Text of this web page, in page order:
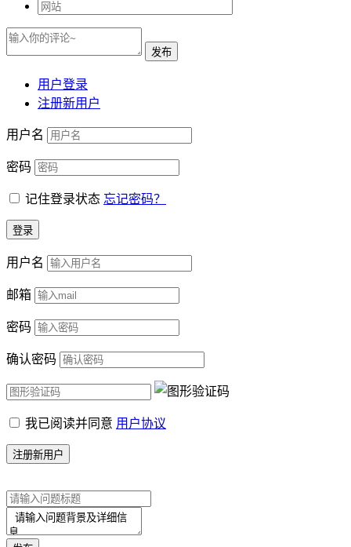
用户登录
注册新用户
用户名
密码
记住登录状态 忘记密码？
用户名
邮箱
密码
确认密码
我已阅读并同意 用户协议